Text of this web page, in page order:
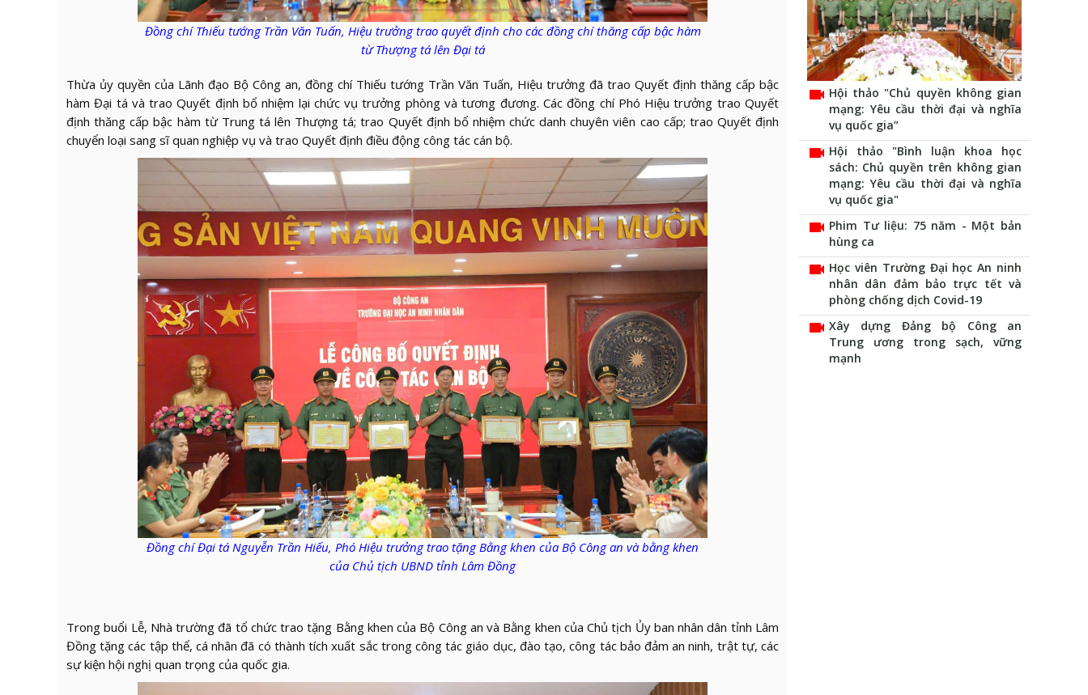
Đồng chí Thiếu tướng Trần Văn Tuấn, Hiệu trưởngtrao quyết định cho các đồng chí thăng cấp bậc hàm
từ Thượng tá lên Đại tá
Thừa ủy quyền của Lãnh đạo Bộ Công an, đồng chí Thiếu tướng Trần Văn Tuấn, Hiệu trưởng đã trao Quyết định thăng cấp bậc
hàm Đại tá và trao Quyết định bổ nhiệm lại chức vụ trưởng phòng và tương đương. Các đồng chí Phó Hiệu trưởng trao Quyết
định thăng cấp bậc hàm từ Trung tá lên Thượng tá; trao Quyết định bổ nhiệm chức danh chuyên viên cao cấp; trao Quyết định
chuyển loại sang sĩ quan nghiệp vụ và trao Quyết định điều động công tác cán bộ.
Đồng chí Đại tá Nguyễn Trần Hiếu, Phó Hiệu trưởngtrao tặng Bằng khen của Bộ Công an và bằng khen
của Chủ tịch UBND tỉnh Lâm Đồng
Trong buổi Lễ, Nhà trường đã tổ chức trao tặng Bằng khen của Bộ Công an và Bằng khen của Chủ tịch Ủy ban nhân dân tỉnh Lâm
Đồng tặng các tập thể, cá nhân đã có thành tích xuất sắc trong công tác giáo dục, đào tạo, công tác bảo đảm an ninh, trật tự, các
sự kiện hội nghị quan trọng của quốc gia.
videocam Hội thảo "Chủ quyền không gian
mạng: Yêu cầu thời đại và nghĩa
vụ quốc gia”
videocam Hội thảo "Bình luận khoa học
sách: Chủ quyền trên không gian
mạng: Yêu cầu thời đại và nghĩa
vụ quốc gia"
videocam Phim Tư liệu: 75 năm - Một bản
hùng ca
videocam Học viên Trường Đại học An ninh
nhân dân đảm bảo trực tết và
phòng chống dịch Covid-19
videocam Xây dựng Đảng bộ Công an
Trung ương trong sạch, vững
mạnh